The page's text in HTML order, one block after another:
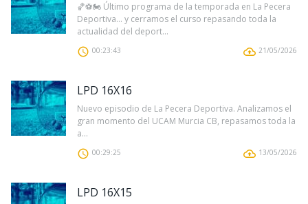
🏀⚽🏍️ Último programa de la temporada en La Pecera
Deportiva… y cerramos el curso repasando toda la
actualidad del deport...
00:23:43 21/05/2026
LPD 16X16
Nuevo episodio de La Pecera Deportiva. Analizamos el
gran momento del UCAM Murcia CB, repasamos toda la
a...
00:29:25 13/05/2026
LPD 16X15